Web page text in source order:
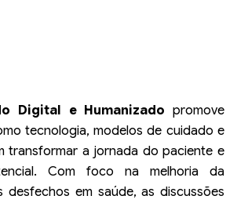
Digital e Humanizado promove
tecnologia, modelos de cuidado e
transformar a jornada do paciente e
Com foco na melhoria da
desfechos em saúde, as discussões